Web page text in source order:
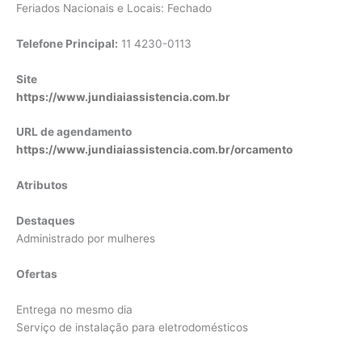
Feriados Nacionais e Locais: Fechado
Telefone Principal: 11 4230-0113
Site
https://www.jundiaiassistencia.com.br
URL de agendamento
https://www.jundiaiassistencia.com.br/orcamento
Atributos
Destaques
Administrado por mulheres
Ofertas
Entrega no mesmo dia
Serviço de instalação para eletrodomésticos